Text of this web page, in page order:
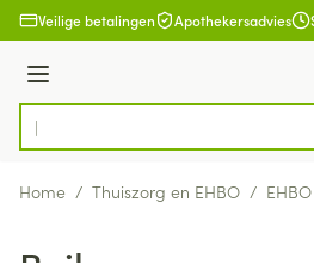
Ga naar de inhoud
Veilige betalingen Apothekersadvies
Menu
Product, merk, categorie...
Home / Thuiszorg en EHBO / EHBO